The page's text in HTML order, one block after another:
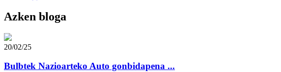
Azken bloga
20/02/25
Bulbtek Nazioarteko Auto gonbidapena ...